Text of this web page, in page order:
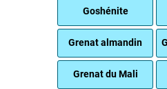
Goshénite
Grenat almandin
Grenat du Mali